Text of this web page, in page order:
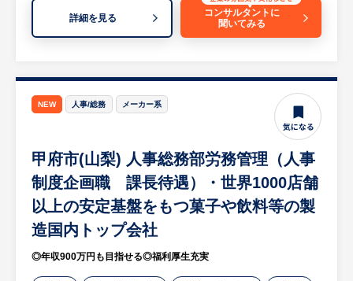
が行うため、主に要件定義・仕様設計・進捗
管理・品質確認などの上流工程を担います。
・各種システムの企画・要件定義・導入・開
・スマートファクトリーや店舗DX化に向け
たシステム開発・推進
・調達～製造～出荷までの各種基幹システム
の構築・導入・リプレース推進
・各種システムの業務支援（運用状況のモニ
タリング・問い合わせ対応・障害対応・改善
提案
詳細を見る
コンサルタントに
聞いてみる
NEW 人事/総務 メーカー系
甲府市(山梨) 人事総務部労務管理（人事
制度企画職 課長待遇）・世界1000店舗
以上の安定基盤をもつ菓子や飲料等の製
造国内トップ会社
◎年収900万円も目指せる◎福利厚生充実